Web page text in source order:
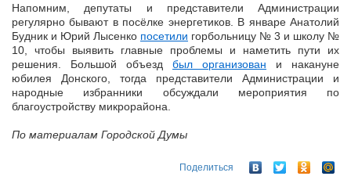
Напомним, депутаты и представители Администрации
регулярно бывают в посёлке энергетиков. В январе Анатолий
Будник и Юрий Лысенко посетили горбольницу № 3 и школу №
10, чтобы выявить главные проблемы и наметить пути их
решения. Большой объезд был организован и накануне
юбилея Донского, тогда представители Администрации и
народные избранники обсуждали мероприятия по
благоустройству микрорайона.
По материалам Городской Думы
Поделиться